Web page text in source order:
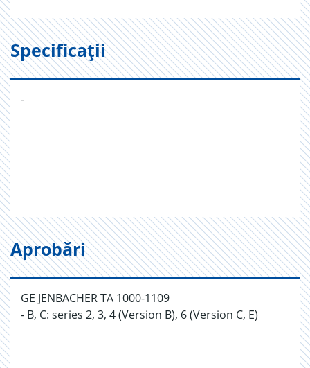
Specificații
-
Aprobări
GE JENBACHER TA 1000-1109
- B, C: series 2, 3, 4 (Version B), 6 (Version C, E)